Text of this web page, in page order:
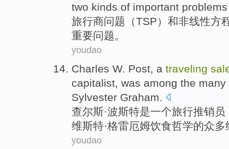
two kinds of important problems
旅行商问题 （TSP） 和非线性方
重要问题 。
youdao
Charles W. Post, a traveling
capitalist, was among the many
Sylvester Graham.
查尔斯·波斯特是一个旅行推销员
维斯特·格雷厄姆饮食哲学的众多
youdao